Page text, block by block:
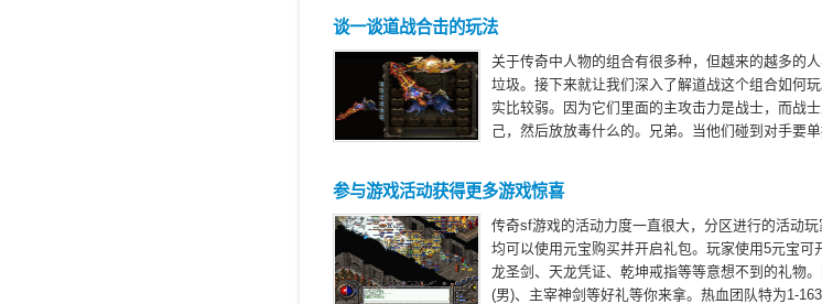
谈一谈道战合击的玩法
关于传奇中人物的组合有很多种，但越来的越多的
垃圾。接下来就让我们深入了解道战这个组合如何
实比较弱。因为它们里面的主攻击力是战士，而战
己，然后放放毒什么的。兄弟。当他们碰到对手要
参与游戏活动获得更多游戏惊喜
传奇sf游戏的活动力度一直很大，分区进行的活动
均可以使用元宝购买并开启礼包。玩家使用5元宝
龙圣剑、天龙凭证、乾坤戒指等等意想不到的礼物
(男)、主宰神剑等好礼等你来拿。热血团队特为1-